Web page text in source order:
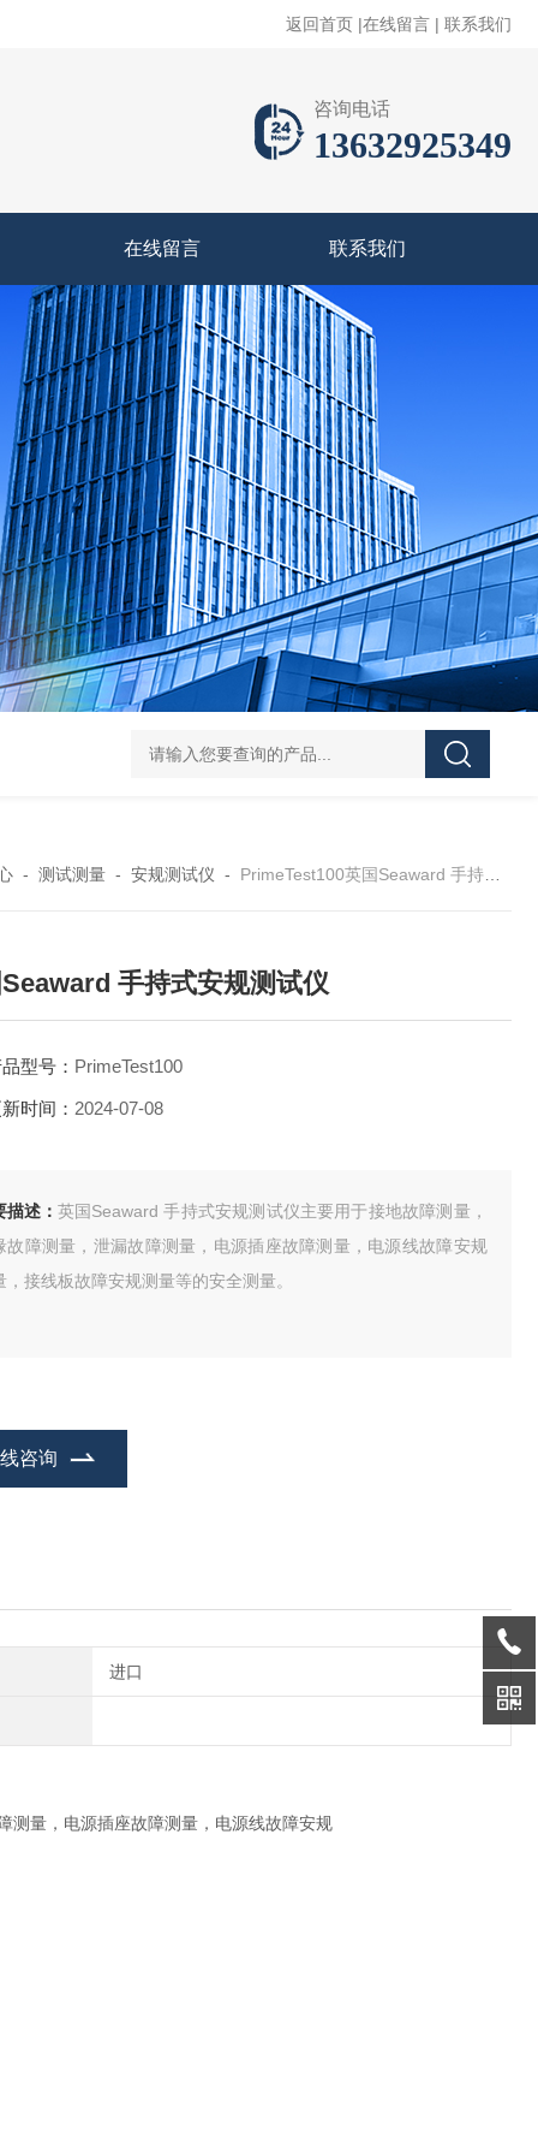
返回首页 |在线留言 | 联系我们
咨询电话
13632925349
在线留言 联系我们
- 测试测量- 安规测试仪 - PrimeTest100英国Seaward 手持式安规测试仪
手持式安规测试仪
型号： PrimeTest100
时间： 2024-07-08
描述： 英国Seaward 手持式安规测试仪主要用于接地故障测量，
故障测量，泄漏故障测量，电源插座故障测量，电源线故障安规
，接线板故障安规测量等的安全测量。
咨询
进口
测量，电源插座故障测量，电源线故障安规